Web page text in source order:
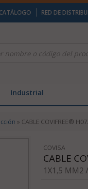
CATÁLOGO RED DE
Industrial
» CABLE COVIFREE®
COVISA
CABLE
1X1,5 MM2